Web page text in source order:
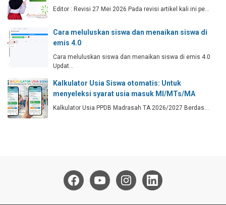
Editor : Revisi 27 Mei 2026 Pada revisi artikel kali ini pe…
Cara meluluskan siswa dan menaikan siswa di
emis 4.0
Cara meluluskan siswa dan menaikan siswa di emis 4.0
Updat…
Kalkulator Usia Siswa otomatis: Untuk
menyeleksi syarat usia masuk MI/MTs/MA
Kalkulator Usia PPDB Madrasah TA 2026/2027 Berdas…